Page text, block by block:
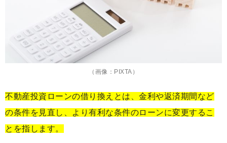
（画像：PIXTA）
不動産投資ローンの借り換えとは、金利や返済期間など
の条件を見直し、より有利な条件のローンに変更するこ
とを指します。